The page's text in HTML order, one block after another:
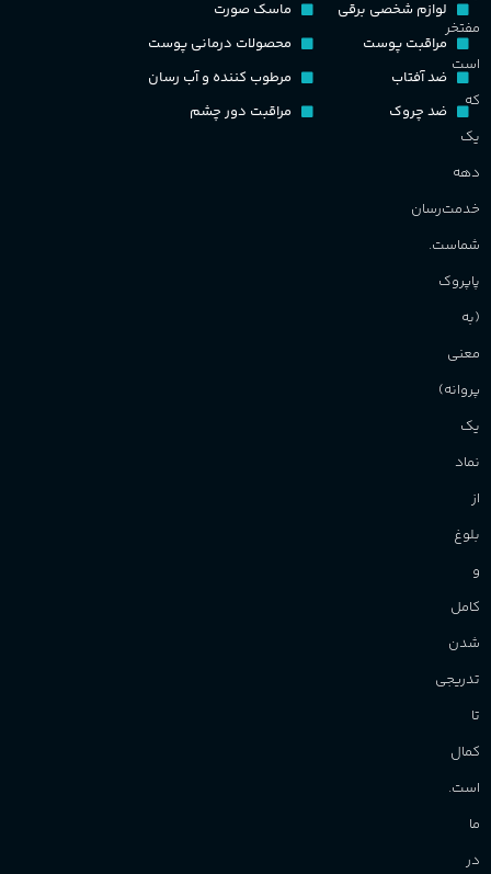
اکسترکت دو پرفیوم
گروه بویایی میوه ای
مناسب برای
آقایان
مفتخر
است
که
یک
دهه
خدمت‌رسان
شماست.
پاپروک
(به
معنی
پروانه)
یک
نماد
از
بلوغ
و
کامل
شدن
تدریجی
تا
کمال
است.
ما
در
لوازم شخصی برقی
مراقبت پوست
ضد آفتاب
ضد چروک
ماسک صورت
محصولات درمانی پوست
مرطوب کننده و آب رسان
مراقبت دور چشم